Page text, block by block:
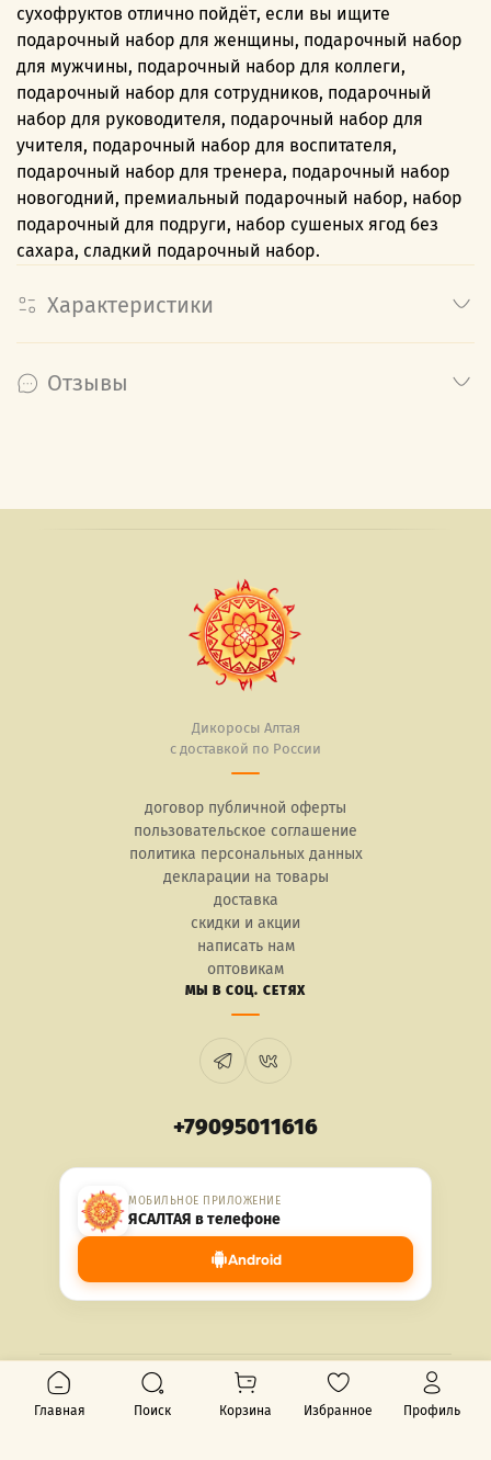
сухофруктов отлично пойдёт, если вы ищите
подарочный набор для женщины, подарочный набор
для мужчины, подарочный набор для коллеги,
подарочный набор для сотрудников, подарочный
набор для руководителя, подарочный набор для
учителя, подарочный набор для воспитателя,
подарочный набор для тренера, подарочный набор
новогодний, премиальный подарочный набор, набор
подарочный для подруги, набор сушеных ягод без
сахара, сладкий подарочный набор.
Характеристики
Отзывы
Дикоросы Алтая
с доставкой по России
договор публичной оферты
пользовательское соглашение
политика персональных данных
декларации на товары
доставка
скидки и акции
написать нам
оптовикам
МЫ В СОЦ. СЕТЯХ
+79095011616
МОБИЛЬНОЕ ПРИЛОЖЕНИЕ
ЯСАЛТАЯ в телефоне
Android
© 2026 ЯСАЛТАЯ. Все права защищены.
Главная
Поиск Корзина Избранное Профиль